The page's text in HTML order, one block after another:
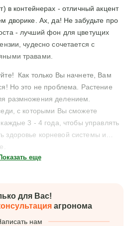
в контейнерах - отличный акцент
дворике. Ах, да! Не забудьте про
- лучший фон для цветущих
чудесно сочетается с
травами.
Как только Вы начнете, Вам
Но это не проблема. Растение
размножения делением.
с которыми Вы сможете
3 - 4 года, чтобы управлять
здоровье корневой системы и…
еще
для Вас!
агронома
нам